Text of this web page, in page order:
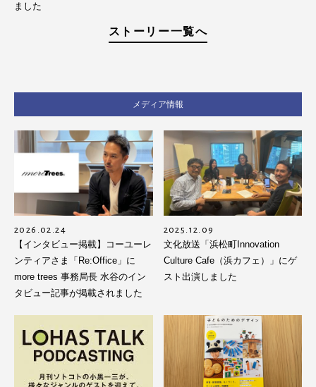
ました
ストーリー一覧へ
メディア情報
2026.02.24
【インタビュー掲載】コーユーレ
ンティアさま「Re:Office」に
more trees 事務局長 水谷のイン
タビュー記事が掲載されました
2025.12.09
文化放送「浜松町Innovation
Culture Cafe（浜カフェ）」にゲ
スト出演しました